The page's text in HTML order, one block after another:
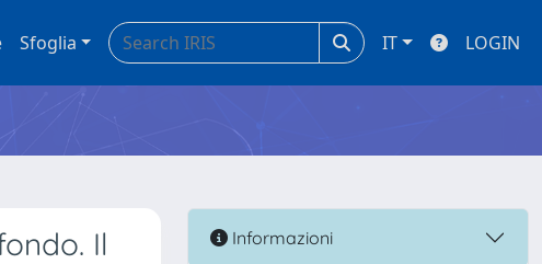
Sfoglia IT LOGIN
Il
Informazioni